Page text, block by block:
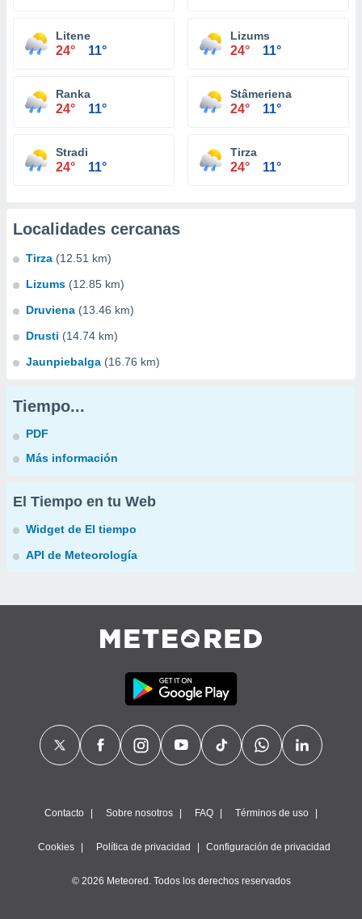
Litene
24° 11°
Lizums
24° 11°
Ranka
24° 11°
Stâmeriena
24° 11°
Stradi
24° 11°
Tirza
24° 11°
Localidades cercanas
Tirza (12.51 km)
Lizums (12.85 km)
Druviena (13.46 km)
Drusti (14.74 km)
Jaunpiebalga (16.76 km)
Tiempo...
PDF
Más información
El Tiempo en tu Web
Widget de El tiempo
API de Meteorología
Contacto Sobre nosotros FAQ Términos de uso
Cookies Política de privacidad Configuración de privacidad
© 2026 Meteored. Todos los derechos reservados